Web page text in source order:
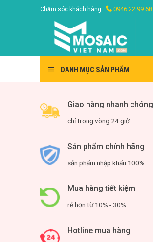
Chăm sóc khách hàng : 0946 22 99 68
DANH MỤC SẢN PHẨM
Giao hàng nhanh chóng
chỉ trong vòng 24 giờ
Sản phẩm chính hãng
sản phẩm nhập khẩu 100%
Mua hàng tiết kiệm
rẻ hơn từ 10% - 30%
Hotline mua hàng